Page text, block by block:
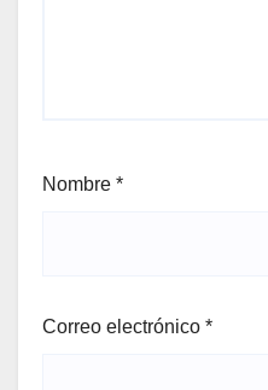
Nombre *
Correo electrónico *